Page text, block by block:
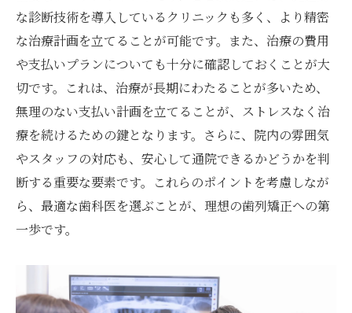
費用対策としての早期治療の利点
日吉駅でのインビザラインなどの選択肢
日吉駅の専門家が推奨する歯列矯正の最新トレ
最新技術で歯並びを整える方法
日吉駅エリアで注目される矯正器具
デジタル技術を活用した治療法
痛みを最小限にするための新技術
理想の歯並びを実現するために日吉駅で知って
な診断技術を導入しているクリニックも多く、より精密
な治療計画を立てることが可能です。また、治療の費用
や支払いプランについても十分に確認しておくことが大
切です。これは、治療が長期にわたることが多いため、
無理のない支払い計画を立てることが、ストレスなく治
療を続けるための鍵となります。さらに、院内の雰囲気
やスタッフの対応も、安心して通院できるかどうかを判
断する重要な要素です。これらのポイントを考慮しなが
ら、最適な歯科医を選ぶことが、理想の歯列矯正への第
一歩です。